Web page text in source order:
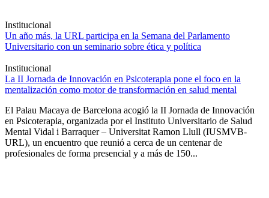
Institucional
Un año más, la URL participa en la Semana del Parlamento
Universitario con un seminario sobre ética y política
Institucional
La II Jornada de Innovación en Psicoterapia pone el foco en la
mentalización como motor de transformación en salud mental
El Palau Macaya de Barcelona acogió la II Jornada de Innovación
en Psicoterapia, organizada por el Instituto Universitario de Salud
Mental Vidal i Barraquer – Universitat Ramon Llull (IUSMVB-
URL), un encuentro que reunió a cerca de un centenar de
profesionales de forma presencial y a más de 150...